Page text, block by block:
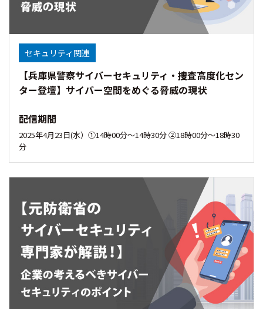
セキュリティ関連
【兵庫県警察サイバーセキュリティ・捜査高度化セン
ター登壇】サイバー空間をめぐる脅威の現状
配信期間
2025年4月23日(水）①14時00分〜14時30分 ②18時00分～18時30
分